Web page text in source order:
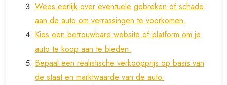
Wees eerlijk over eventuele gebreken of schade
aan de auto om verrassingen te voorkomen.
Kies een betrouwbare website of platform om je
auto te koop aan te bieden.
Bepaal een realistische verkoopprijs op basis van
de staat en marktwaarde van de auto.